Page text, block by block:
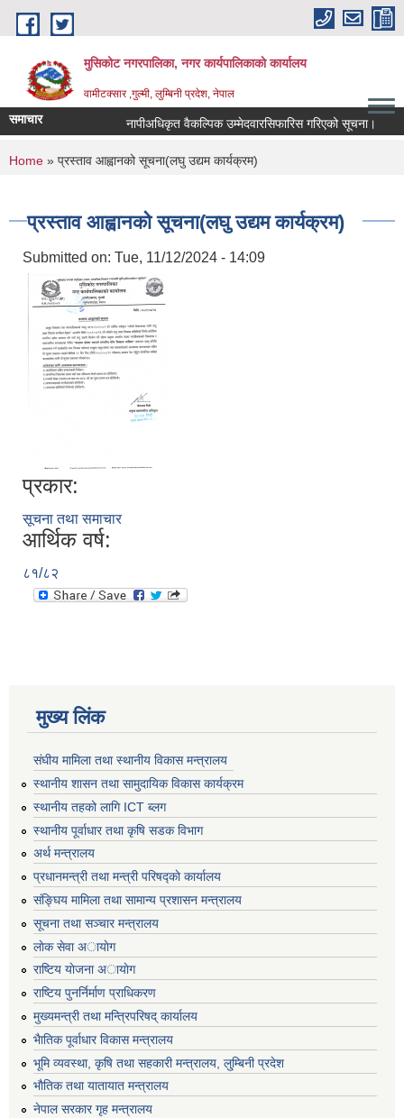
Skip to main content
मुसिकोट नगरपालिका, नगर कार्यपालिकाकाे कार्यालय
वामीटक्सार ,गुल्मी, लुम्बिनी प्रदेश, नेपाल
समाचार नापीअधिकृत वैकल्पिक उम्मेदवारसिफारिस गरिएको सूचना।
You are here
Home » प्रस्ताव आह्वानको सूचना(लघु उद्यम कार्यक्रम)
प्रस्ताव आह्वानको सूचना(लघु उद्यम कार्यक्रम)
Submitted on: Tue, 11/12/2024 - 14:09
प्रकार:
सूचना तथा समाचार
आर्थिक वर्ष:
८१/८२
मुख्य लिंक
संघीय मामिला तथा स्थानीय विकास मन्त्रालय
स्थानीय शासन तथा सामुदायिक विकास कार्यक्रम
स्थानीय तहको लागि ICT ब्लग
स्थानीय पूर्वाधार तथा कृषि सडक विभाग
अर्थ मन्त्रालय
प्रधानमन्त्री तथा मन्त्री परिषद्काे कार्यालय
संङ्घिय मामिला तथा सामान्य प्रशासन मन्त्रालय
सूचना तथा सञ्चार मन्त्रालय
लाेक सेवा अायाेग
राष्टिय याेजना अायाेग
राष्टिय पुनर्निर्माण प्राधिकरण
मुख्यमन्त्री तथा मन्त्रिपरिषद् कार्यालय
भैातिक पूर्वाधार विकास मन्त्रालय
भूमि व्यवस्था, कृषि तथा सहकारी मन्त्रालय, लु्म्बिनी प्रदेश
भाैतिक तथा यातायात मन्त्रालय
नेपाल सरकार गृह मन्त्रालय